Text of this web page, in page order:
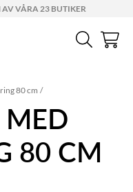
AV VÅRA 23 BUTIKER
80 cm
MED
80 CM